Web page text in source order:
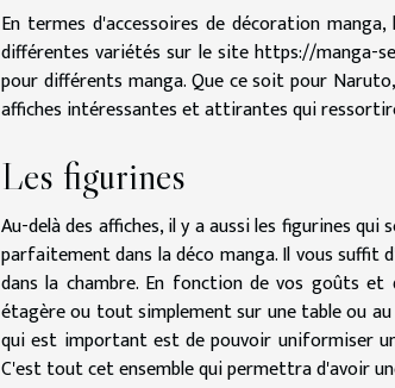
En termes d'accessoires de décoration
différentes variétés sur le sitehttps://manga-
pour différents manga. Que ce soit pour
affiches intéressantes et attirantes qui
Les figurines
Au-delà des affiches, il y a aussi les figurines
parfaitement dans la déco manga. Il vous
dans la chambre. En fonction de vos goûts et
étagère ou tout simplement sur une table ou
qui est important est de pouvoir uniformiser
C'est tout cet ensemble qui permettra d'avoir